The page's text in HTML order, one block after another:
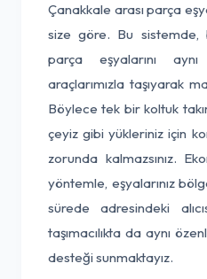
Çanakkale arası parça
size göre. Bu sistemde,
parça eşyalarını
araçlarımızla taşıyarak
Böylece tek bir koltuk
çeyiz gibi yükleriniz için
zorunda kalmazsınız.
yöntemle, eşyalarınız
sürede adresindeki
taşımacılıkta da aynı
desteği sunmaktayız.